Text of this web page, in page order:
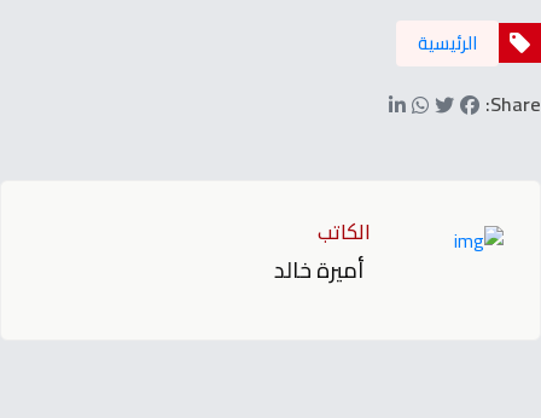
الرئيسية
Share:
الكاتب
أميرة خالد